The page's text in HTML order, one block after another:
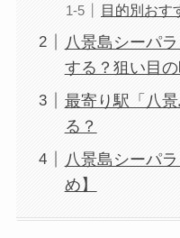
目的別おす
八景島シーパ
する？狙い目
最寄り駅「八
る？
八景島シーパ
め】